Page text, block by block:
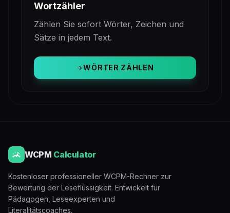
Wortzähler
Zählen Sie sofort Wörter, Zeichen und
Sätze in jedem Text.
arrow_forwardWÖRTER ZÄHLEN
WCPM Calculator
Kostenloser professioneller WCPM-Rechner zur
Bewertung der Leseflüssigkeit. Entwickelt für
Pädagogen, Leseexperten und
Literalitätscoaches.